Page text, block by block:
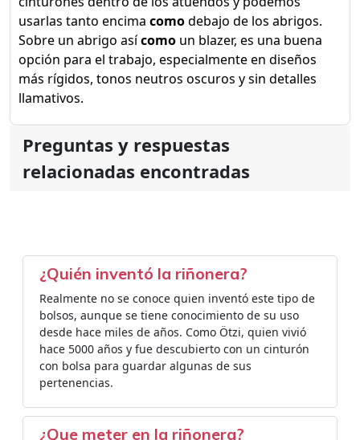
usarlas tanto encima comodebajo de los abrigos.
Sobre un abrigo asícomo un blazer, es una buena
opción para el trabajo, especialmente en diseños
más rígidos, tonos neutros oscuros y sin detalles
llamativos.
Preguntas y respuestas
relacionadas encontradas
¿Quién inventó la riñonera?
Realmente no se conoce quien inventó este tipo de
bolsos, aunque se tiene conocimiento de su uso
desde hace miles de años. Como Ötzi, quien vivió
hace 5000 años​ y fue descubierto con un cinturón
con bolsa​ para guardar algunas de sus
pertenencias.
¿Que meter en la riñonera?